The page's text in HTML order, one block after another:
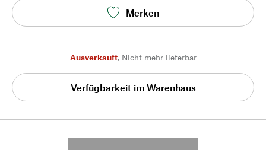
Merken
Ausverkauft, Nicht mehr lieferbar
Verfügbarkeit im Warenhaus